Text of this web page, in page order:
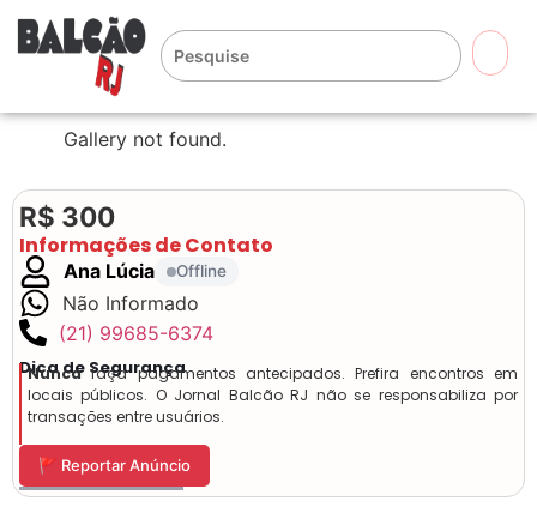
Gallery not found.
R$ 300
Informações de Contato
Ana Lúcia Offline
Não Informado
(21) 99685-6374
Dica de Segurança
Nuncafaça pagamentos antecipados. Prefira encontros em
locais públicos. O Jornal Balcão RJ não se responsabiliza por
transações entre usuários.
🚩 Reportar Anúncio